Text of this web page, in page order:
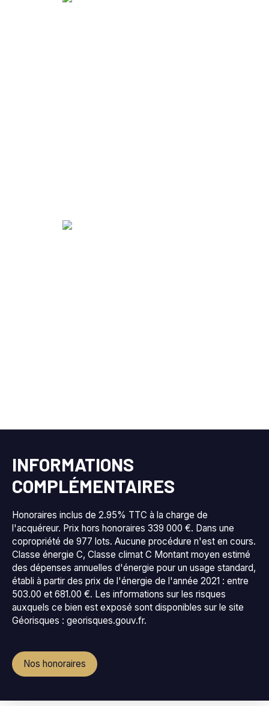
INFORMATIONS
COMPLÉMENTAIRES
Honoraires inclus de 2.95% TTC à la charge de
l'acquéreur. Prix hors honoraires 339 000 €. Dans une
copropriété de 977 lots. Aucune procédure n'est en cours.
Classe énergie C, Classe climat C Montant moyen estimé
des dépenses annuelles d'énergie pour un usage standard,
établi à partir des prix de l'énergie de l'année 2021 : entre
503.00 et 681.00 €. Les informations sur les risques
auxquels ce bien est exposé sont disponibles sur le site
Géorisques : georisques.gouv.fr.
Nos honoraires